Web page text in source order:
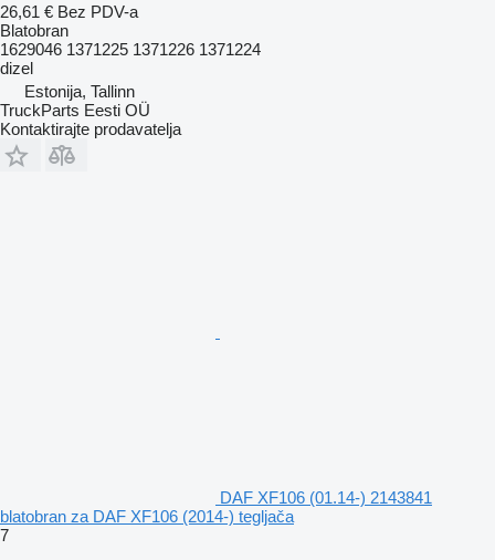
26,61 € Bez PDV-a
Blatobran
1629046 1371225 1371226 1371224
dizel
Estonija, Tallinn
TruckParts Eesti OÜ
Kontaktirajte prodavatelja
DAF XF106 (01.14-) 2143841
blatobran za DAF XF106 (2014-) tegljača
7